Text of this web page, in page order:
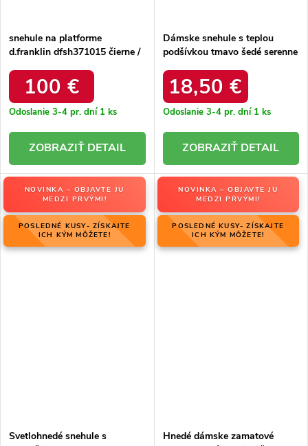
snehule na platforme
d.franklin dfsh371015 čierne /
100 €
Odoslanie 3-4 pr. dní 1 ks
DETAIL
Dámske snehule s teplou
podšívkou tmavo šedé serenne
18,50 €
Odoslanie 3-4 pr. dní 1 ks
DETAIL
NOVINKA – OBJAVTE JU
MEDZI PRVÝMI!
POSLEDNÉ KUSY- ZÍSKAJTE
ICH KÝM MÔŽETE!
Svetlohnedé snehule s
NOVINKA – OBJAVTE JU
MEDZI PRVÝMI!
POSLEDNÉ KUSY- ZÍSKAJTE
ICH KÝM MÔŽETE!
Hnedé dámske zamatové